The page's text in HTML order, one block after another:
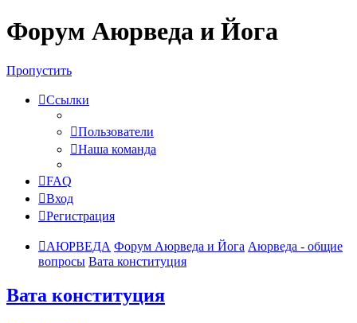
Форум Аюрведа и Йога
Пропустить
Ссылки
Пользователи
Наша команда
FAQ
Вход
Регистрация
АЮРВЕДА Форум Аюрведа и Йога Аюрведа - общие
вопросы Вата конституция
Вата конституция